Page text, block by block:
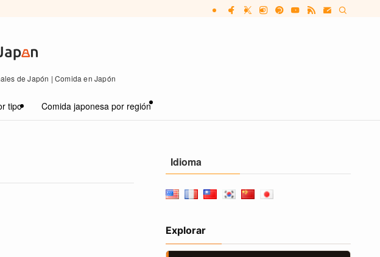
de Japón | Comida en Japón
tipo Comida japonesa por región
Idioma
Explorar